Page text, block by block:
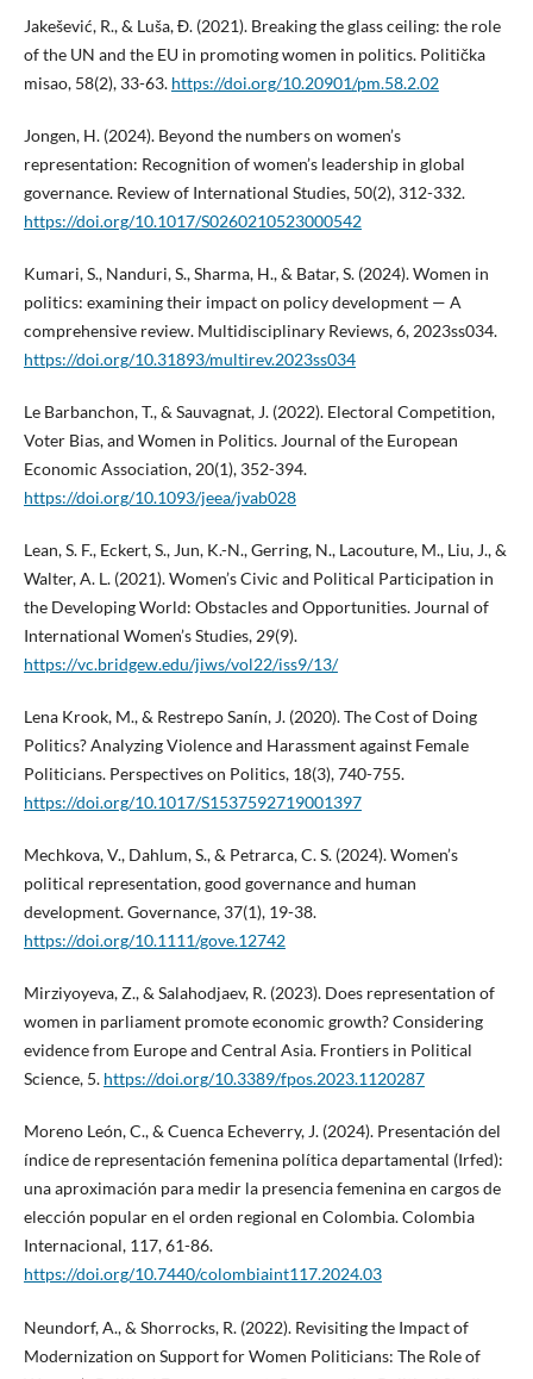
Jakešević, R., & Luša, Đ. (2021). Breaking the glass ceiling: the role
of the UN and the EU in promoting women in politics. Politička
misao, 58(2), 33-63. https://doi.org/10.20901/pm.58.2.02
Jongen, H. (2024). Beyond the numbers on women’s
representation: Recognition of women’s leadership in global
governance. Review of International Studies, 50(2), 312-332.
https://doi.org/10.1017/S0260210523000542
Kumari, S., Nanduri, S., Sharma, H., & Batar, S. (2024). Women in
politics: examining their impact on policy development — A
comprehensive review. Multidisciplinary Reviews, 6, 2023ss034.
https://doi.org/10.31893/multirev.2023ss034
Le Barbanchon, T., & Sauvagnat, J. (2022). Electoral Competition,
Voter Bias, and Women in Politics. Journal of the European
Economic Association, 20(1), 352-394.
https://doi.org/10.1093/jeea/jvab028
Lean, S. F., Eckert, S., Jun, K.-N., Gerring, N., Lacouture, M., Liu, J., &
Walter, A. L. (2021). Women’s Civic and Political Participation in
the Developing World: Obstacles and Opportunities. Journal of
International Women’s Studies, 29(9).
https://vc.bridgew.edu/jiws/vol22/iss9/13/
Lena Krook, M., & Restrepo Sanín, J. (2020). The Cost of Doing
Politics? Analyzing Violence and Harassment against Female
Politicians. Perspectives on Politics, 18(3), 740-755.
https://doi.org/10.1017/S1537592719001397
Mechkova, V., Dahlum, S., & Petrarca, C. S. (2024). Women’s
political representation, good governance and human
development. Governance, 37(1), 19-38.
https://doi.org/10.1111/gove.12742
Mirziyoyeva, Z., & Salahodjaev, R. (2023). Does representation of
women in parliament promote economic growth? Considering
evidence from Europe and Central Asia. Frontiers in Political
Science, 5. https://doi.org/10.3389/fpos.2023.1120287
Moreno León, C., & Cuenca Echeverry, J. (2024). Presentación del
índice de representación femenina política departamental (Irfed):
una aproximación para medir la presencia femenina en cargos de
elección popular en el orden regional en Colombia. Colombia
Internacional, 117, 61-86.
https://doi.org/10.7440/colombiaint117.2024.03
Neundorf, A., & Shorrocks, R. (2022). Revisiting the Impact of
Modernization on Support for Women Politicians: The Role of